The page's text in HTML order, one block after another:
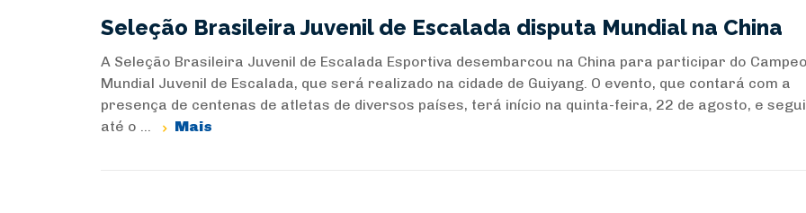
Seleção Brasileira Juvenil de Escalada disputa Mundial na China
A Seleção Brasileira Juvenil de Escalada Esportiva desembarcou na China para participar do
Mundial Juvenil de Escalada, que será realizado na cidade de Guiyang. O evento, que contará com a
presença de centenas de atletas de diversos países, terá início na quinta-feira, 22 de agosto, e
até o ...
Mais